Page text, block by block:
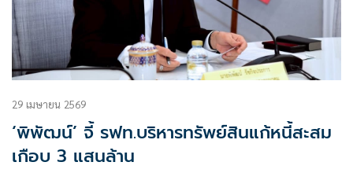
29 เมษายน 2569
‘พิพัฒน์’ จี้ รฟท.บริหารทรัพย์สินแก้หนี้สะสม
เกือบ 3 แสนล้าน